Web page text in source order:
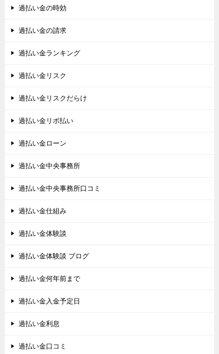
過払い金の時効
過払い金の請求
過払い金ランキング
過払い金リスク
過払い金リスクだらけ
過払い金リボ払い
過払い金ローン
過払い金中央事務所
過払い金中央事務所口コミ
過払い金仕組み
過払い金体験談
過払い金体験談 ブログ
過払い金何年前まで
過払い金入金予定日
過払い金利息
過払い金口コミ